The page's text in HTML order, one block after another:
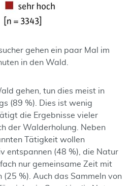
gehen ein paar Mal im
in den Wald.
gehen, tun dies meist in
(89 %). Dies ist wenig
die Ergebnisse vieler
der Walderholung. Neben
Tätigkeit wollen
entspannen (48 %), die Natur
nur gemeinsame Zeit mit
(25 %). Auch das Sammeln von